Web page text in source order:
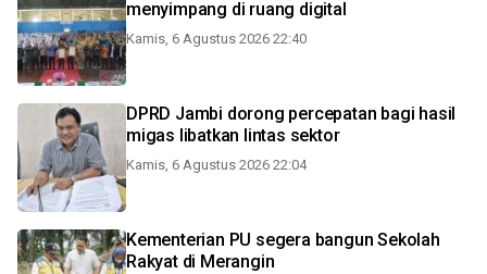
menyimpang di ruang digital
Kamis, 6 Agustus 2026 22:40
DPRD Jambi dorong percepatan bagi hasil
migas libatkan lintas sektor
Kamis, 6 Agustus 2026 22:04
Kementerian PU segera bangun Sekolah
Rakyat di Merangin